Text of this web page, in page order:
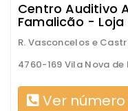
Centro Auditivo
Famalicão -
R. Vasconcelos e
4760-169 Vila Nova
Ver